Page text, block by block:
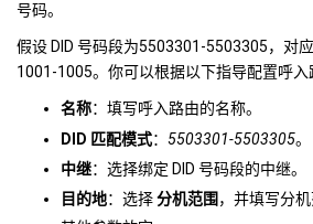
号码。
假设 DID 号码段为5503301-5503305，对
1001-1005。你可以根据以下指导配置呼入
名称：填写呼入路由的名称。
DID 匹配模式： 5503301-5503305。
中继：选择绑定 DID 号码段的中继。
目的地：选择分机范围 ，并填写分机